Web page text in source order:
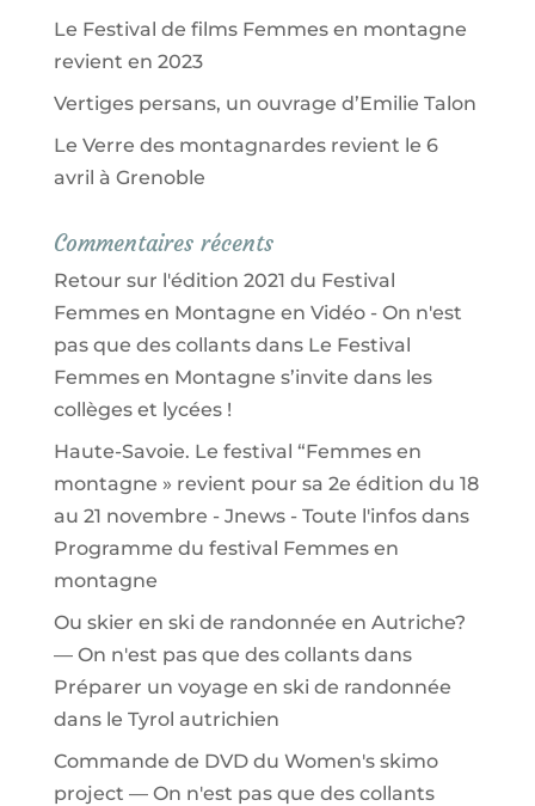
Le Festival de films Femmes en montagne
revient en 2023
Vertiges persans, un ouvrage d’Emilie Talon
Le Verre des montagnardes revient le 6
avril à Grenoble
Commentaires récents
Retour sur l'édition 2021 du Festival
Femmes en Montagne en Vidéo - On n'est
pas que des collantsdans Le Festival
Femmes en Montagne s’invite dans les
collèges et lycées !
Haute-Savoie. Le festival “Femmes en
montagne » revient pour sa 2e édition du 18
au 21 novembre - Jnews - Toute l'infosdans
Programme du festival Femmes en
montagne
Ou skier en ski de randonnée en Autriche?
— On n'est pas que des collantsdans
Préparer un voyage en ski de randonnée
dans le Tyrol autrichien
Commande de DVD du Women's skimo
project — On n'est pas que des collants